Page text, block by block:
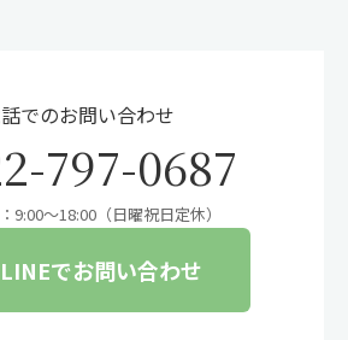
でのお問い合わせ
797-0687
9:00〜18:00（日曜祝日定休）
LINEでお問い合わせ